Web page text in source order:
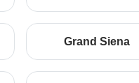
Grand Siena